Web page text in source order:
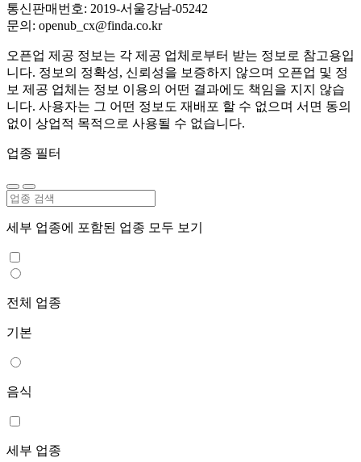
통신판매번호: 2019-서울강남-05242
문의: openub_cx@finda.co.kr
오픈업 제공 정보는 각 제공 업체로부터 받는 정보로 참고용입
니다. 정보의 정확성, 신뢰성을 보증하지 않으며 오픈업 및 정
보 제공 업체는 정보 이용의 어떤 결과에도 책임을 지지 않습
니다. 사용자는 그 어떤 정보도 재배포 할 수 없으며 서면 동의
없이 상업적 목적으로 사용될 수 없습니다.
업종 필터
세부 업종에 포함된 업종 모두 보기
전체 업종
기본
음식
세부 업종